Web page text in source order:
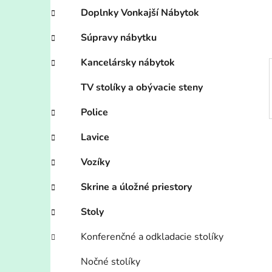
l
Doplnky Vonkajší Nábytok
Súpravy nábytku
Kancelársky nábytok
TV stolíky a obývacie steny
Police
Lavice
Vozíky
Skrine a úložné priestory
Stoly
Konferenčné a odkladacie stolíky
Nočné stolíky